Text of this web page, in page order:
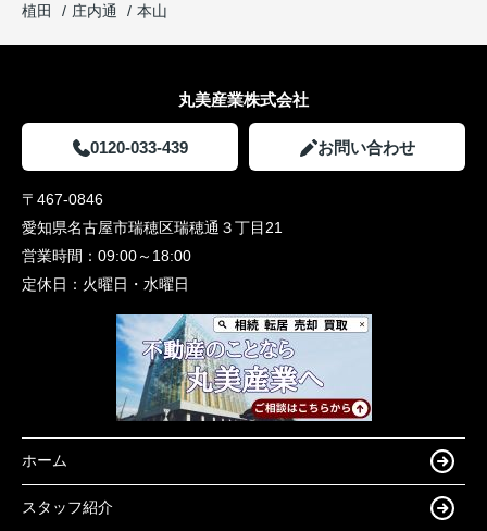
植田
庄内通 本山
丸美産業株式会社
0120-033-439 お問い合わせ
〒467-0846
愛知県名古屋市瑞穂区瑞穂通３丁目21
営業時間： 09:00～18:00
定休日： 火曜日・水曜日
ホーム
スタッフ紹介